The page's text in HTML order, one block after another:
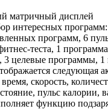
матричный дисплей
интересных программ:
программ, 6
теста, 1
3 целевые программы, 1
следующая
скорость,
пульс калории,
функцию